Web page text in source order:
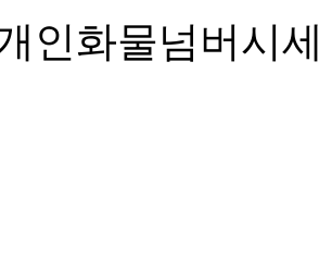
인화물넘버시세